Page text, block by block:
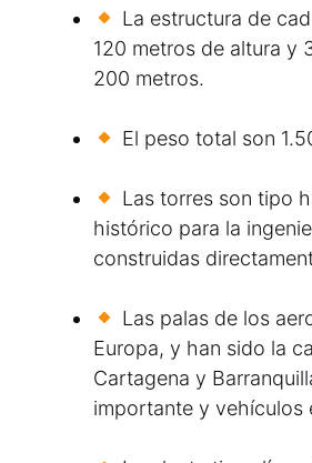
La estructura de
120 metros de altura y
200 metros.
El peso total son
Las torres son tipo
histórico para la
construidas
Las palas de los
Europa, y han sido la
Cartagena y
importante y vehículos